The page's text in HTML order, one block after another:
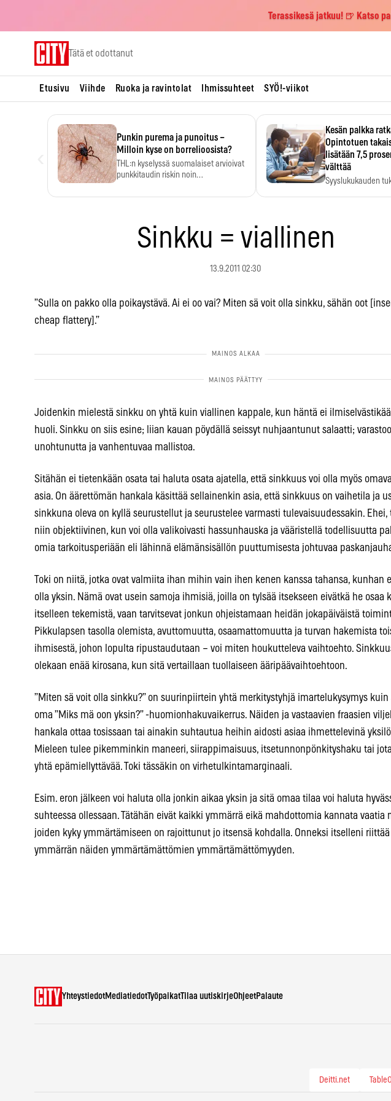
Terassikesä jatkuu! 🍺 Katso
Tätä et odottanut
Etusivu Viihde Ruoka ja ravintolat Ihmissuhteet SYÖ!-viikot
Punkin purema ja punoitus –
Milloin kyse on borrelioosista?
THL:n kyselyssä suomalaiset arvioivat
punkkitaudin riskin noin
Kesän palkka
Opintotuen
lisätään 7,5
välttää
Syyslukukauden
Sinkku = viallinen
13.9.2011 02:30
”Sulla on pakko olla poikaystävä. Ai ei oo vai? Miten sä voit olla sinkku, sähän oot
cheap flattery].”
Joidenkin mielestä sinkku on yhtä kuin viallinen kappale, kun häntä ei
huoli. Sinkku on siis esine; liian kauan pöydällä seissyt nuhjaantunut salaatti;
unohtunutta ja vanhentuvaa mallistoa.
Sitähän ei tietenkään osata tai haluta osata ajatella, että sinkkuus voi olla myös
asia. On äärettömän hankala käsittää sellainenkin asia, että sinkkuus on vaihetila ja
sinkkuna oleva on kyllä seurustellut ja seurustelee varmasti tulevaisuudessakin. Ehei,
niin objektiivinen, kun voi olla valikoivasti hassunhauska ja vääristellä todellisuutta
omia tarkoitusperiään eli lähinnä elämänsisällön puuttumisesta johtuvaa
Toki on niitä, jotka ovat valmiita ihan mihin vain ihen kenen kanssa tahansa, kunhan
olla yksin. Nämä ovat usein samoja ihmisiä, joilla on tylsää itsekseen eivätkä he osaa
itselleen tekemistä, vaan tarvitsevat jonkun ohjeistamaan heidän jokapäiväistä
Pikkulapsen tasolla olemista, avuttomuutta, osaamattomuutta ja turvan hakemista
ihmisestä, johon lopulta ripustaudutaan – voi miten houkutteleva vaihtoehto.
olekaan enää kirosana, kun sitä vertaillaan tuollaiseen ääripäävaihtoehtoon.
”Miten sä voit olla sinkku?” on suurinpiirtein yhtä merkitystyhjä imartelukysymys
oma ”Miks mä oon yksin?” -huomionhakuvaikerrus. Näiden ja vastaavien fraasien
hankala ottaa tosissaan tai ainakin suhtautua heihin aidosti asiaa ihmettelevinä
Mieleen tulee pikemminkin maneeri, siirappimaisuus, itsetunnonpönkityshaku tai
yhtä epämiellyttävää. Toki tässäkin on virhetulkintamarginaali.
Esim. eron jälkeen voi haluta olla jonkin aikaa yksin ja sitä omaa tilaa voi haluta
suhteessa ollessaan. Tätähän eivät kaikki ymmärrä eikä mahdottomia kannata vaatia
joiden kyky ymmärtämiseen on rajoittunut jo itsensä kohdalla. Onneksi itselleni riittää
ymmärrän näiden ymmärtämättömien ymmärtämättömyyden.
YhteystiedotMediatiedotTyöpaikatTilaa uutiskirjeOhjeetPalaute
Deitti.net